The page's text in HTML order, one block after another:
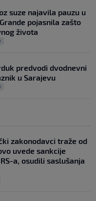
suze najavila pauzu u
pojasnila zašto
života
predvodi dvodnevni
u Sarajevu
zakonodavci traže od
uvede sankcije
a, osudili saslušanja